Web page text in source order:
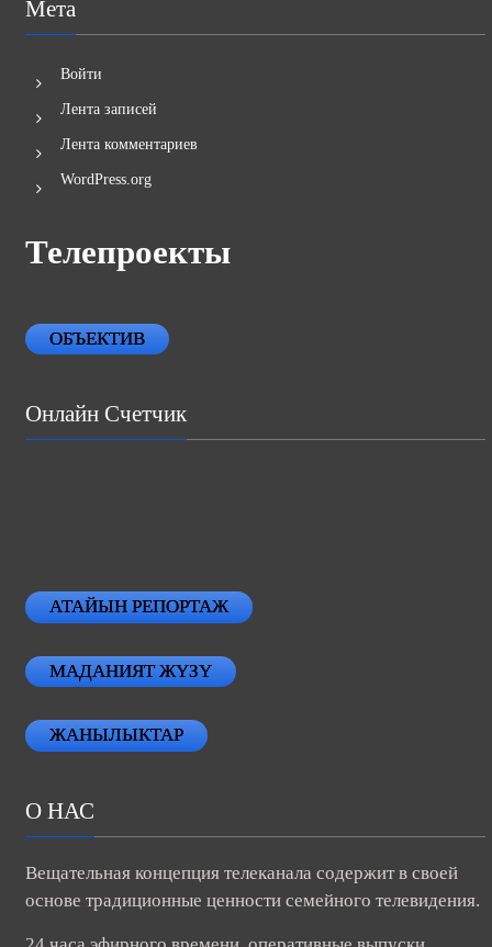
Лента записей
Лента комментариев
WordPress.org
основе традиционные ценности семейного телевидения.